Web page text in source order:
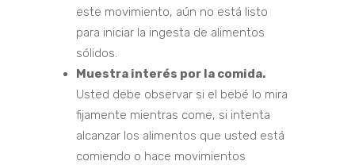
este movimiento, aún no está listo
para iniciar la ingesta de alimentos
sólidos.
Muestra interés por la comida.
Usted debe observar si el bebé lo mira
fijamente mientras come, si intenta
alcanzar los alimentos que usted está
comiendo o hace movimientos